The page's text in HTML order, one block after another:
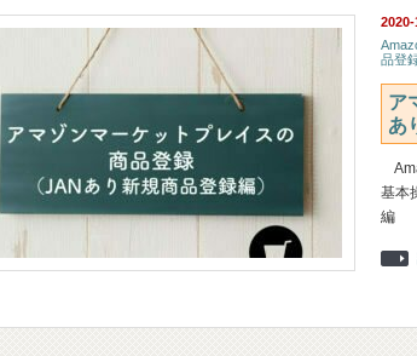
2020-
品登
ア
あ
基本
編